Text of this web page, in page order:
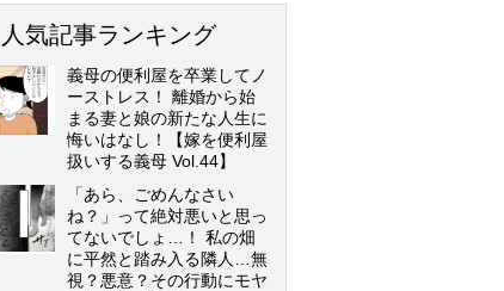
人気記事ランキング
義母の便利屋を卒業してノ
ーストレス！ 離婚から始
まる妻と娘の新たな人生に
悔いはなし！【嫁を便利屋
扱いする義母 Vol.44】
「あら、ごめんなさい
ね？」って絶対悪いと思っ
てないでしょ…！ 私の畑
に平然と踏み入る隣人…無
視？悪意？その行動にモヤ